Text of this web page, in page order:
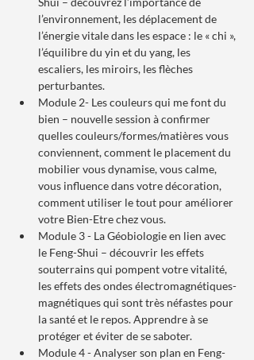
l’environnement, les déplacement de
l’énergie vitale dans les espace : le « chi »,
l’équilibre du yin et du yang, les
escaliers, les miroirs, les flèches
perturbantes.
Module 2- Les couleurs qui me font du
bien – nouvelle session à confirmer
quelles couleurs/formes/matières vous
conviennent, comment le placement du
mobilier vous dynamise, vous calme,
vous influence dans votre décoration,
comment utiliser le tout pour améliorer
votre Bien-Etre chez vous.
Module 3 - La Géobiologie en lien avec
le Feng-Shui – découvrir les effets
souterrains qui pompent votre vitalité,
les effets des ondes électromagnétiques-
magnétiques qui sont très néfastes pour
la santé et le repos. Apprendre à se
protéger et éviter de se saboter.
Module 4 - Analyser son plan en Feng-